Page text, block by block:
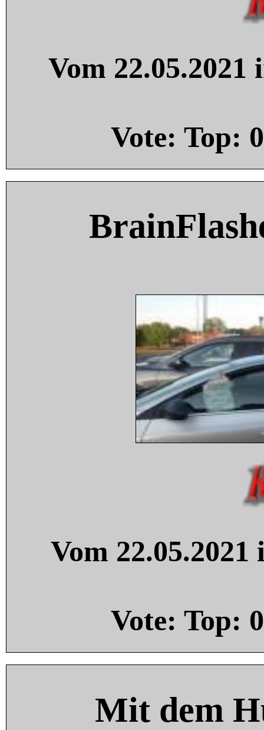
Vom
Vote: Top: 0
Vom
Vote: Top: 0
Mit dem